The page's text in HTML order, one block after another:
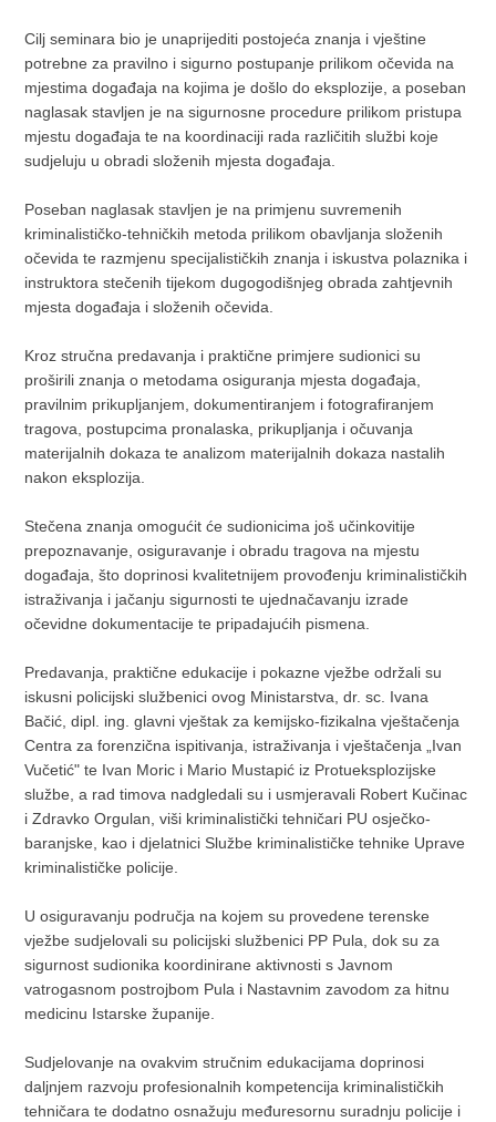
Cilj seminara bio je unaprijediti postojeća znanja i vještine
potrebne za pravilno i sigurno postupanje prilikom očevida na
mjestima događaja na kojima je došlo do eksplozije, a poseban
naglasak stavljen je na sigurnosne procedure prilikom pristupa
mjestu događaja te na koordinaciji rada različitih službi koje
sudjeluju u obradi složenih mjesta događaja.
Poseban naglasak stavljen je na primjenu suvremenih
kriminalističko-tehničkih metoda prilikom obavljanja složenih
očevida te razmjenu specijalističkih znanja i iskustva polaznika i
instruktora stečenih tijekom dugogodišnjeg obrada zahtjevnih
mjesta događaja i složenih očevida.
Kroz stručna predavanja i praktične primjere sudionici su
proširili znanja o metodama osiguranja mjesta događaja,
pravilnim prikupljanjem, dokumentiranjem i fotografiranjem
tragova, postupcima pronalaska, prikupljanja i očuvanja
materijalnih dokaza te analizom materijalnih dokaza nastalih
nakon eksplozija.
Stečena znanja omogućit će sudionicima još učinkovitije
prepoznavanje, osiguravanje i obradu tragova na mjestu
događaja, što doprinosi kvalitetnijem provođenju kriminalističkih
istraživanja i jačanju sigurnosti te ujednačavanju izrade
očevidne dokumentacije te pripadajućih pismena.
Predavanja, praktične edukacije i pokazne vježbe održali su
iskusni policijski službenici ovog Ministarstva, dr. sc. Ivana
Bačić, dipl. ing. glavni vještak za kemijsko-fizikalna vještačenja
Centra za forenzična ispitivanja, istraživanja i vještačenja „Ivan
Vučetić" te Ivan Moric i Mario Mustapić iz Protueksplozijske
službe, a rad timova nadgledali su i usmjeravali Robert Kučinac
i Zdravko Orgulan, viši kriminalistički tehničari PU osječko-
baranjske, kao i djelatnici Službe kriminalističke tehnike Uprave
kriminalističke policije.
U osiguravanju područja na kojem su provedene terenske
vježbe sudjelovali su policijski službenici PP Pula, dok su za
sigurnost sudionika koordinirane aktivnosti s Javnom
vatrogasnom postrojbom Pula i Nastavnim zavodom za hitnu
medicinu Istarske županije.
Sudjelovanje na ovakvim stručnim edukacijama doprinosi
daljnjem razvoju profesionalnih kompetencija kriminalističkih
tehničara te dodatno osnažuju međuresornu suradnju policije i